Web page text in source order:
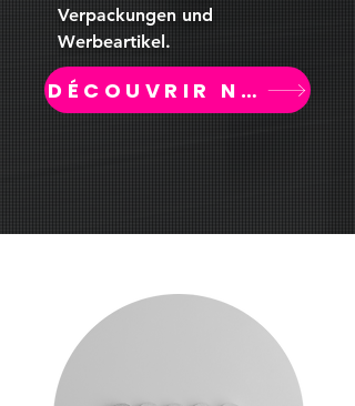
Verpackungen und
Werbeartikel.
DÉCOUVRIR NOS SERVICES